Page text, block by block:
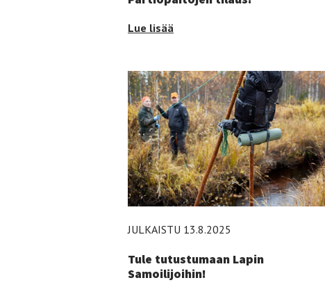
Partiopaitojen
Lue lisää
JULKAISTU 13.8.2025
Tule tutustumaan Lapin
Samoilijoihin!